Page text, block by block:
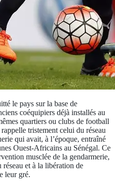
le pays sur la base de
coéquipiers déjà installés au
quartiers ou clubs de football
tristement celui du réseau
qui avait, à l’époque, entraîné
Ouest-Africains au Sénégal. Ce
musclée de la gendarmerie,
réseau et à la libération de
leur gré.